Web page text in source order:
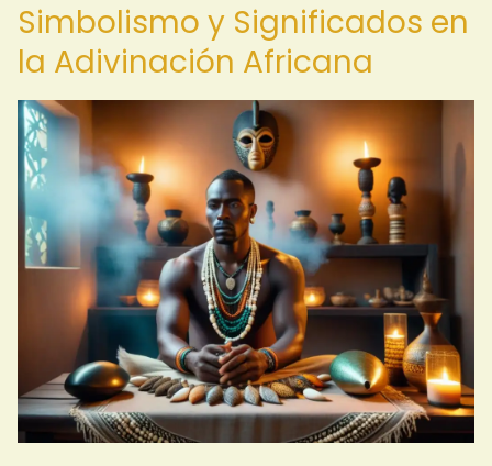
Simbolismo y Significados en
la Adivinación Africana